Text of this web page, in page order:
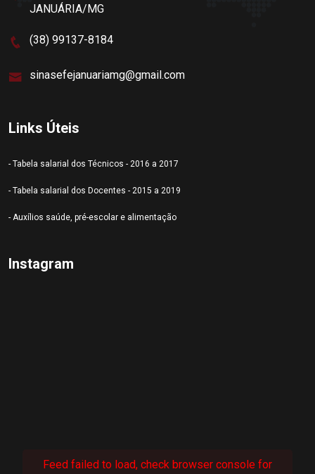
JANUÁRIA/MG
(38) 99137-8184
sinasefejanuariamg@gmail.com
Links Úteis
- Tabela salarial dos Técnicos - 2016 a 2017
- Tabela salarial dos Docentes - 2015 a 2019
- Auxílios saúde, pré-escolar e alimentação
Instagram
Feed failed to load, check browser console for